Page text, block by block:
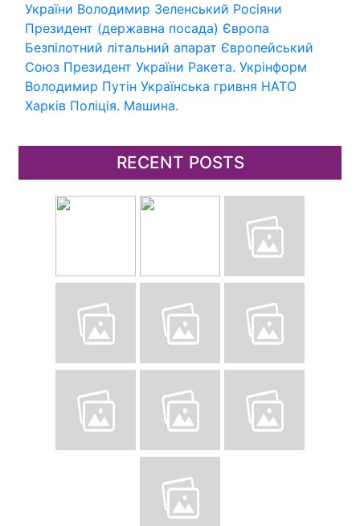
України Володимир Зеленський Росіяни
Президент (державна посада) Європа
Безпілотний літальний апарат Європейський
Союз Президент України Ракета. Укрінформ
Володимир Путін Українська гривня НАТО
Харків Поліція. Машина.
RECENT POSTS